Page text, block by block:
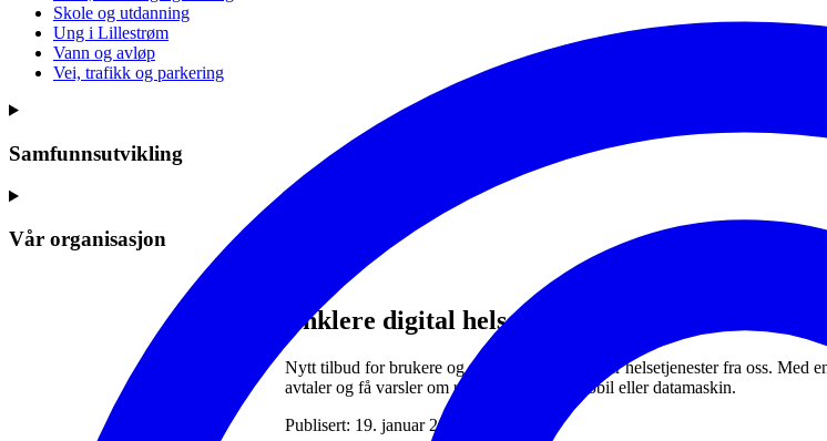
Skole og utdanning
Ung i Lillestrøm
Vann og avløp
Vei, trafikk og parkering
Samfunnsutvikling
Vår organisasjon
Enklere digital helsehverdag
Nytt tilbud for brukere og pårørende som mottar helsetjenester fra oss. Med
avtaler og få varsler om utførte besøk via mobil eller datamaskin.
Publisert: 19. januar 2021